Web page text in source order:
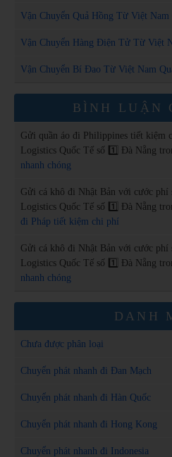
Vận Chuyển Quả Hồng Từ Việt Nam
Vận Chuyển Hàng Điện Tử Từ Việt
Vận Chuyển Bí Đao Từ Việt Nam
BÌNH LUẬN
Gửi quần áo đi Philippines tiết kiệm
Logistics Quốc Tế số 1️⃣ Đà Nẵng
nhanh chóng
Gửi cá khô đi Nhật Bản với cước phí
Logistics Quốc Tế số 1️⃣ Đà Nẵng
đi Pháp tiết kiệm chi phí
Gửi cá khô đi Nhật Bản với cước phí
Logistics Quốc Tế số 1️⃣ Đà Nẵng
nhanh chóng
DANH
Chưa được phân loại
Chuyển phát nhanh đi Đan Mạch
Chuyển phát nhanh đi Hàn Quốc
Chuyển phát nhanh đi Hong Kong
Chuyển phát nhanh đi Indonesia